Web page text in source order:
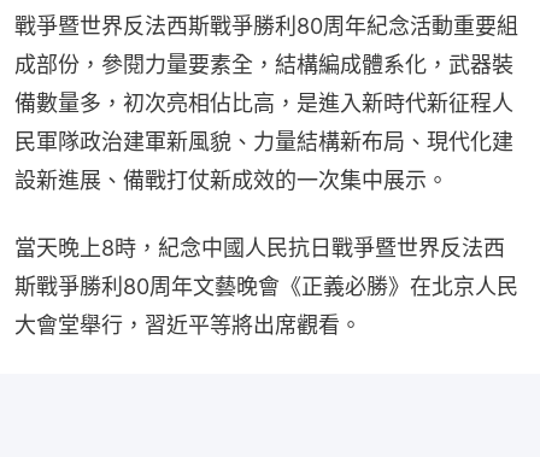
戰爭暨世界反法西斯戰爭勝利80周年紀念活動重要組
成部份，參閱力量要素全，結構編成體系化，武器裝
備數量多，初次亮相佔比高，是進入新時代新征程人
民軍隊政治建軍新風貌、力量結構新布局、現代化建
設新進展、備戰打仗新成效的一次集中展示。
當天晚上8時，紀念中國人民抗日戰爭暨世界反法西
斯戰爭勝利80周年文藝晚會《正義必勝》在北京人民
大會堂舉行，習近平等將出席觀看。